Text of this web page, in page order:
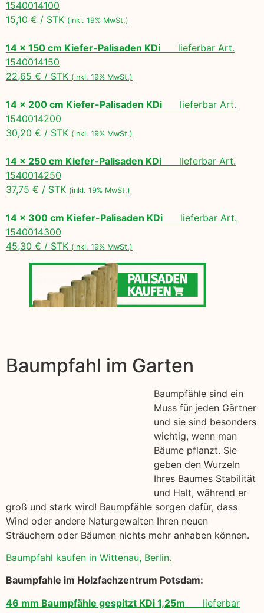
1540014100
15,10 € / STK (inkl. 19% MwSt.)
14 x 150 cm Kiefer-Palisaden KDi lieferbar Art.
1540014150
22,65 € / STK (inkl. 19% MwSt.)
14 x 200 cm Kiefer-Palisaden KDi lieferbar Art.
1540014200
30,20 € / STK (inkl. 19% MwSt.)
14 x 250 cm Kiefer-Palisaden KDi lieferbar Art.
1540014250
37,75 € / STK (inkl. 19% MwSt.)
14 x 300 cm Kiefer-Palisaden KDi lieferbar Art.
1540014300
45,30 € / STK (inkl. 19% MwSt.)
Baumpfahl im Garten
Baumpfähle sind ein
Muss für jeden Gärtner
und sie sind besonders
wichtig, wenn man
Bäume pflanzt. Sie
geben den Wurzeln
Ihres Baumes Stabilität
und Halt, während er
groß und stark wird! Baumpfähle sorgen dafür, dass
Wind oder andere Naturgewalten Ihren neuen
Sträuchern oder Bäumen nichts mehr anhaben können.
Baumpfahl kaufen in Wittenau, Berlin.
Baumpfahle im Holzfachzentrum Potsdam:
46 mm Baumpfähle gespitzt KDi 1,25m lieferbar